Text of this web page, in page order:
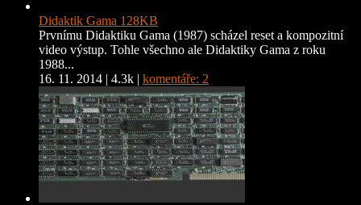
Didaktik Gama 128KB
Prvnímu Didaktiku Gama (1987) scházel reset a kompozitní
video výstup. Tohle všechno ale Didaktiky Gama z roku
1988...
16. 11. 2014 | 4.3k | komentáře: 2